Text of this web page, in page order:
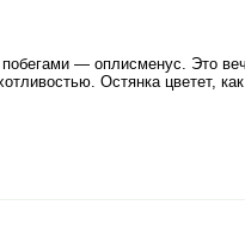
— оплисменус. Это
Остянка цветет,